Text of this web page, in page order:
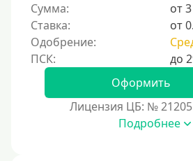
С ежемесячным платежом
Бесплатно
Под низкий процент
Беспроцентный первый займ
Без процентов на 30 дней
Сумма:
от
Ставка:
от
Одобрение:
Оформить
Лицензия ЦБ: №
Подробнее